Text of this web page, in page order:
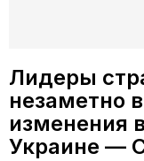
Лидеры
незаметно
изменения
Украине —